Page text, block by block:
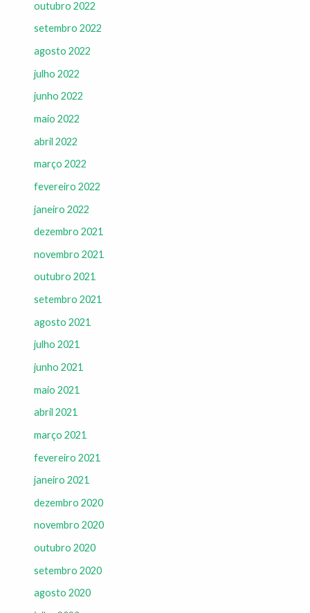
outubro 2022
setembro 2022
agosto 2022
julho 2022
junho 2022
maio 2022
abril 2022
março 2022
fevereiro 2022
janeiro 2022
dezembro 2021
novembro 2021
outubro 2021
setembro 2021
agosto 2021
julho 2021
junho 2021
maio 2021
abril 2021
março 2021
fevereiro 2021
janeiro 2021
dezembro 2020
novembro 2020
outubro 2020
setembro 2020
agosto 2020